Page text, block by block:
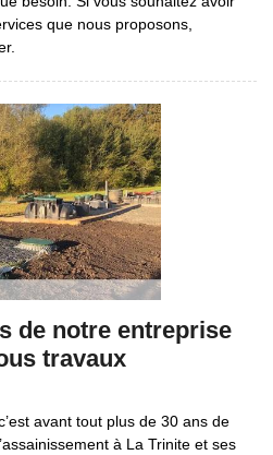
que nous proposons,
de notre entreprise
travaux
avant tout plus de 30 ans de
à La Trinite et ses